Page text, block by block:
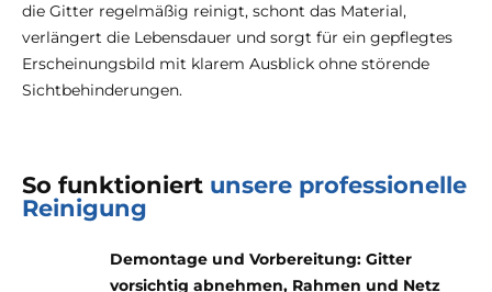
die Gitter regelmäßig reinigt, schont das Material,
verlängert die Lebensdauer und sorgt für ein gepflegtes
Erscheinungsbild mit klarem Ausblick ohne störende
Sichtbehinderungen.
So funktioniert unsere professionelle
Reinigung
Demontage und Vorbereitung: Gitter
vorsichtig abnehmen, Rahmen und Netz